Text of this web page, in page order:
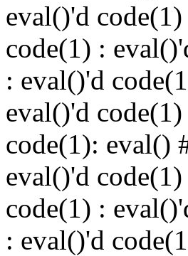
eval()'d
code(1) :
: eval()'d
eval()'d
code(1): eval()
eval()'d
code(1) :
: eval()'d